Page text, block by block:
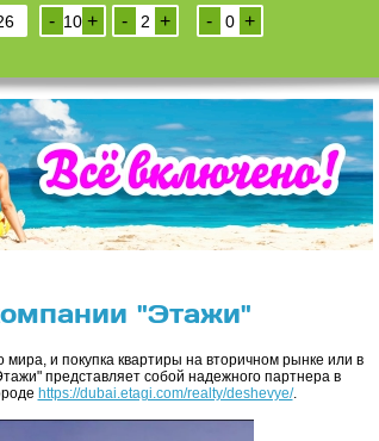
+
- +
- +
-
"Этажи"
и покупка квартиры на вторичном рынке или в
представляет собой надежного партнера в
https://dubai.etagi.com/realty/deshevye/.